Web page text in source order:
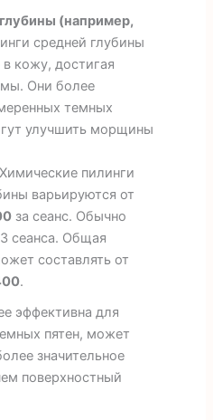
(например,
средней глубины
кожу, достигая
Они более
темных
улучшить морщины
пилинги
варьируются от
за сеанс. Обычно
сеанса. Общая
составлять от
.
эффективна для
пятен, может
значительное
поверхностный